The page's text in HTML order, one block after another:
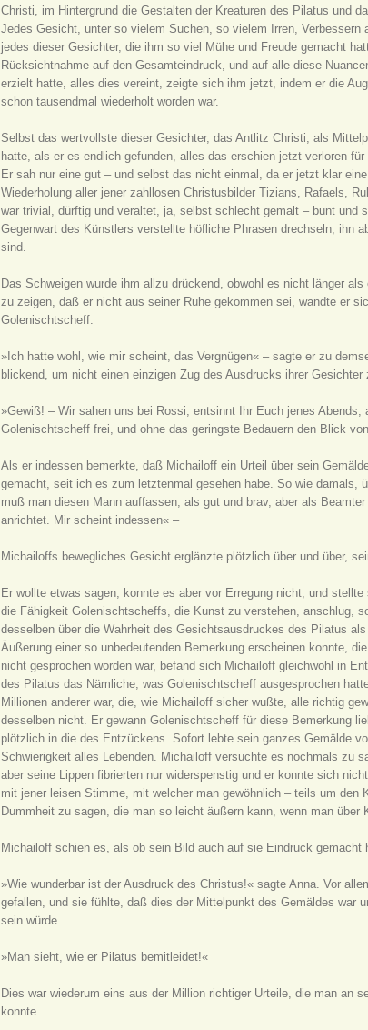
Christi, im Hintergrund die Gestalten der Kreaturen des Pilatus und
Jedes Gesicht, unter so vielem Suchen, so vielem Irren, Verbessern
jedes dieser Gesichter, die ihm so viel Mühe und Freude gemacht
Rücksichtnahme auf den Gesamteindruck, und auf alle diese
erzielt hatte, alles dies vereint, zeigte sich ihm jetzt, indem er die
schon tausendmal wiederholt worden war.
Selbst das wertvollste dieser Gesichter, das Antlitz Christi, als
hatte, als er es endlich gefunden, alles das erschien jetzt verloren
Er sah nur eine gut – und selbst das nicht einmal, da er jetzt klar
Wiederholung aller jener zahllosen Christusbilder Tizians, Rafaels,
war trivial, dürftig und veraltet, ja, selbst schlecht gemalt – bunt und
Gegenwart des Künstlers verstellte höfliche Phrasen drechseln, ihn
sind.
Das Schweigen wurde ihm allzu drückend, obwohl es nicht länger
zu zeigen, daß er nicht aus seiner Ruhe gekommen sei, wandte er
Golenischtscheff.
»Ich hatte wohl, wie mir scheint, das Vergnügen« – sagte er zu
blickend, um nicht einen einzigen Zug des Ausdrucks ihrer
»Gewiß! – Wir sahen uns bei Rossi, entsinnt Ihr Euch jenes
Golenischtscheff frei, und ohne das geringste Bedauern den Blick
Als er indessen bemerkte, daß Michailoff ein Urteil über sein
gemacht, seit ich es zum letztenmal gesehen habe. So wie damals,
muß man diesen Mann auffassen, als gut und brav, aber als
anrichtet. Mir scheint indessen« –
Michailoffs bewegliches Gesicht erglänzte plötzlich über und über,
Er wollte etwas sagen, konnte es aber vor Erregung nicht, und
die Fähigkeit Golenischtscheffs, die Kunst zu verstehen, anschlug,
desselben über die Wahrheit des Gesichtsausdruckes des Pilatus
Äußerung einer so unbedeutenden Bemerkung erscheinen konnte,
nicht gesprochen worden war, befand sich Michailoff gleichwohl in
des Pilatus das Nämliche, was Golenischtscheff ausgesprochen
Millionen anderer war, die, wie Michailoff sicher wußte, alle richtig
desselben nicht. Er gewann Golenischtscheff für diese Bemerkung
plötzlich in die des Entzückens. Sofort lebte sein ganzes Gemälde
Schwierigkeit alles Lebenden. Michailoff versuchte es nochmals zu
aber seine Lippen fibrierten nur widerspenstig und er konnte sich
mit jener leisen Stimme, mit welcher man gewöhnlich – teils um
Dummheit zu sagen, die man so leicht äußern kann, wenn man
Michailoff schien es, als ob sein Bild auch auf sie Eindruck gemacht
»Wie wunderbar ist der Ausdruck des Christus!« sagte Anna. Vor
gefallen, und sie fühlte, daß dies der Mittelpunkt des Gemäldes war
sein würde.
»Man sieht, wie er Pilatus bemitleidet!«
Dies war wiederum eins aus der Million richtiger Urteile, die man an
konnte.